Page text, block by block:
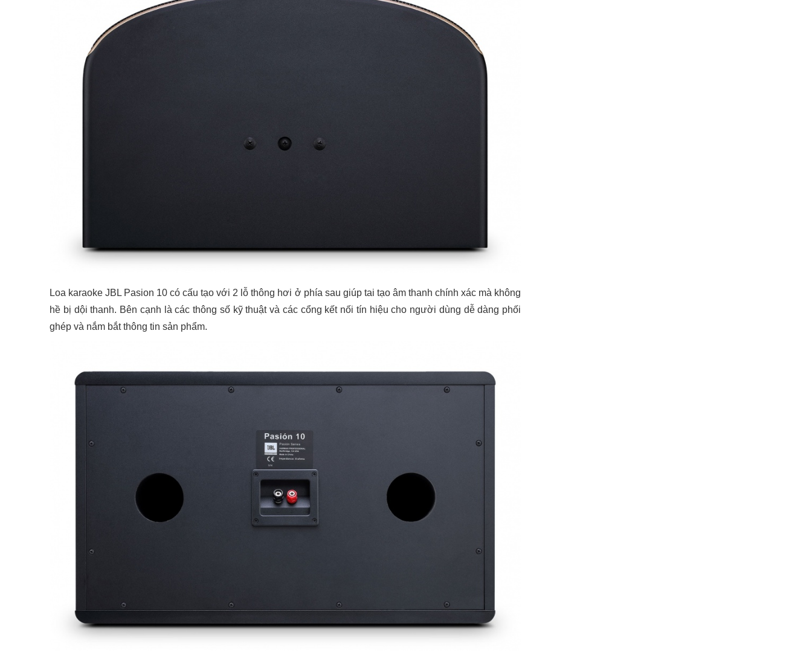
Loa karaoke JBL Pasion 10 có cấu tạo với 2 lỗ thông hơi ở phía sau giúp tai tạo âm thanh chính xác mà không
hề bị dội thanh. Bên cạnh là các thông số kỹ thuật và các cổng kết nối tín hiệu cho người dùng dễ dàng phối
ghép và nắm bắt thông tin sản phẩm.